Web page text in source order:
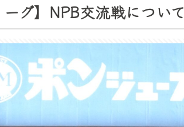
ーグ】NPB交流戦について